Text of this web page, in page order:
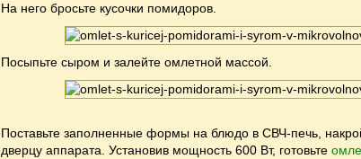
На него бросьте кусочки помидоров.
Посыпьте сыром и залейте омлетной массой.
Поставьте заполненные формы на блюдо в СВЧ-печь,
дверцу аппарата. Установив мощность 600 Вт, готовьте